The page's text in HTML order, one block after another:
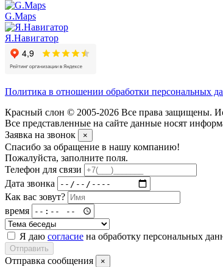
G.Maps
Я.Навигатор
Политика в отношении обработки персональных
Красный слон © 2005-2026 Все права защищены.
Все представленные на сайте данные носят
Заявка на звонок
×
Спасибо за обращение в нашу компанию!
Пожалуйста, заполните поля.
Телефон для связи
Дата звонка
Как вас зовут?
время
Я даю согласие на обработку персональных
Отправить
Отправка сообщения ×